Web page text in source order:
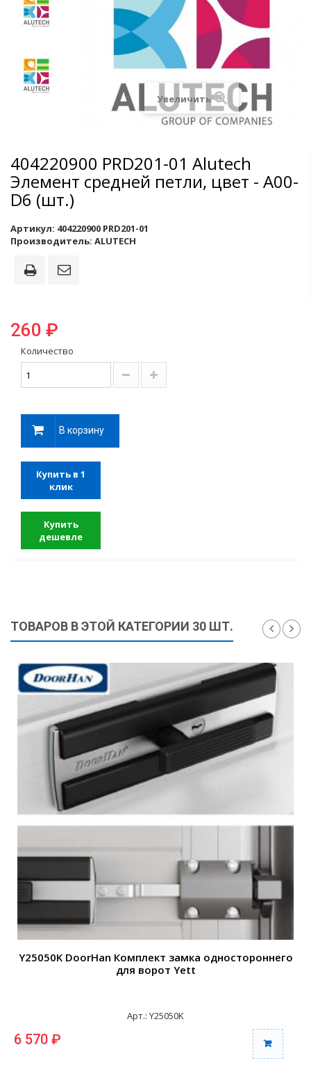
Увеличить
404220900 PRD201-01 Alutech
Элемент средней петли, цвет - A00-
D6 (шт.)
Артикул: 404220900 PRD201-01
Производитель: ALUTECH
260 ₽
Количество
В корзину
Купить в 1
клик
Купить
дешевле
ТОВАРОВ В ЭТОЙ КАТЕГОРИИ 30 ШТ.
Y25050K DoorHan Комплект замка одностороннего
для ворот Yett
Арт.: Y25050K
6 570 ₽